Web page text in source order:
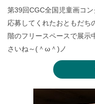
第39回CGC全国児童画コ
応募してくれたおともだち
階のフリースペースで展示
さいね～(＾ω＾)ノ